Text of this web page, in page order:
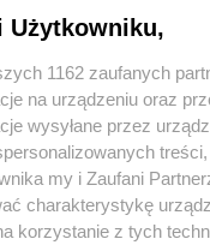
Polityka
Użytkowniku,
1162 zaufanych
na urządzeniu oraz
wysyłane przez
my i Zaufani
charakterystykę
korzystanie z tych